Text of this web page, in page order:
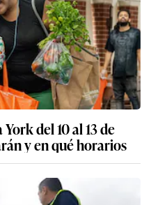
del 10 al 13 de
y en qué horarios